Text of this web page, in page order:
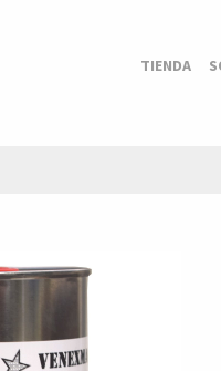
TIENDA